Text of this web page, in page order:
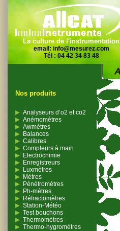
La culture de l'instrumentation
email: info@mesurez.com
Tél : 04 42 34 83 48
Nos produits
Analyseurs d’o2 et co2
Anémomètres
Awmètres
Balances
Calibres
Compteurs à main
Electrochimie
Enregistreurs
Luxmètres
Mètres
Pénétromètres
Ph-mètres
Réfractomètres
Station-Météo
Test bouchons
Thermomètres
Thermo-hygromètres